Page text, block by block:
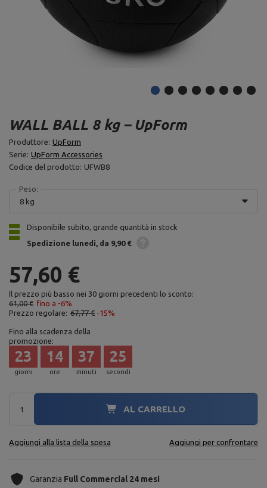
WALL BALL 8 kg – UpForm
Produttore: UpForm
Serie: UpForm Accessories
Codice del prodotto: UFWB8
Peso:
8 kg
Disponibile subito, grande quantità in stock
Spedizione lunedì da 9,90 €
57,60 €
Il prezzo più basso nei 30 giorni precedenti lo sconto:
61,00 € fino a -6%
Prezzo regolare: 67,77 € -15%
Fino alla scadenza della
promozione:
giorni
23
ore
14
minuti
37
secondi
24
AL CARRELLO
Aggiungi alla lista della spesa Aggiungi per confrontare
Garanzia Full Commercial 24 mesi